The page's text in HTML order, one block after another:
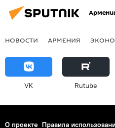
НОВОСТИ АРМЕНИЯ
VK Rutube
О проекте Правила